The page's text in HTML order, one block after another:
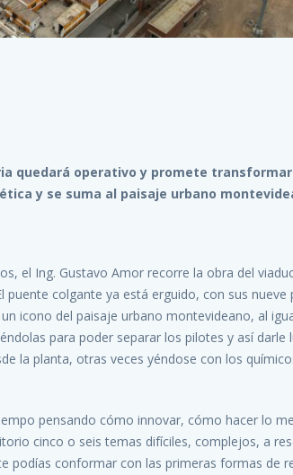
quedará operativo y promete transformar
y se suma al paisaje urbano
el Ing. Gustavo Amor recorre la obra del
colgante ya está erguido, con sus nueve
icono del paisaje urbano montevideano, al
para poder separar los pilotes y así darle
la planta, otras veces yéndose con los
pensando cómo innovar, cómo hacer lo
cinco o seis temas difíciles, complejos, a
podías conformar con las primeras formas de